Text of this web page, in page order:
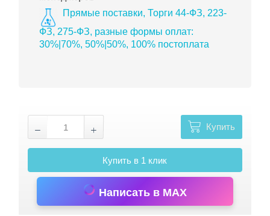
Прямые поставки, Торги 44-ФЗ, 223-
ФЗ, 275-ФЗ, разные формы оплат:
30%|70%, 50%|50%, 100% постоплата
Купить
Купить в 1 клик
Написать в MAX